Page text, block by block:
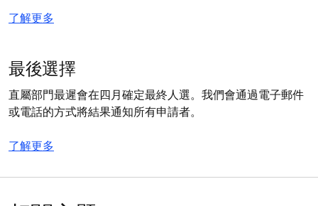
了解更多
最後選擇
直屬部門最遲會在四月確定最終人選。我們會通過電子郵件
或電話的方式將結果通知所有申請者。
了解更多